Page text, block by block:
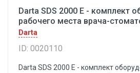
Darta SDS 2000 E - комплект
рабочего места врача-
Darta
ID: 0020110
Darta SDS 2000 E - комплект